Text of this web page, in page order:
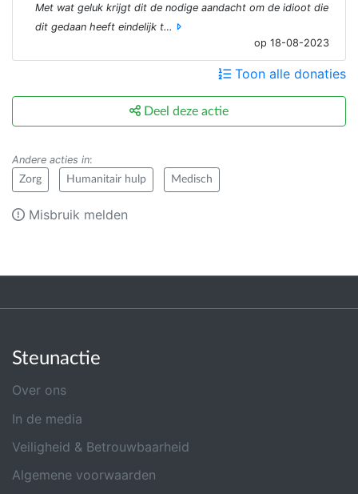
Met wat geluk krijgt dit de nodige aandacht om de idioot die
dit gedaan heeft eindelijk t…
op 18-08-2023
Toon alle donaties
Deel deze actie
Andere acties in:
Zorg Humanitair hulp Medisch
Misbruik melden
Steunactie
Over ons
In de media
Veiligheid & Betrouwbaarheid
Algemene voorwaarden